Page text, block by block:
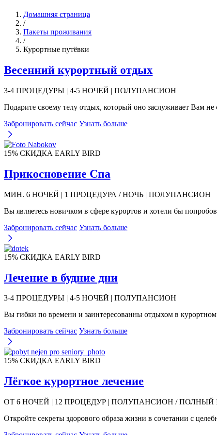
Домашняя страница
/
Пакеты проживания
/
Курортные путёвки
Весенний курортный отдых
3-4 ПРОЦЕДУРЫ | 4-5 НОЧЕЙ | ПОЛУПАНСИОН
Подарите своему телу отдых, который оно заслуживает Вам
Забронировать сейчас Узнать больше
15% СКИДКА EARLY BIRD
Прикосновение Спа
МИН. 6 НОЧЕЙ | 1 ПРОЦЕДУРА / НОЧЬ | ПОЛУПАНСИОН
Вы являетесь новичком в сфере курортов и хотели бы
Забронировать сейчас Узнать больше
15% СКИДКА EARLY BIRD
Лечение в будние дни
3-4 ПРОЦЕДУРЫ | 4-5 НОЧЕЙ | ПОЛУПАНСИОН
Вы гибки по времени и заинтересованны отдыхом в
Забронировать сейчас Узнать больше
15% СКИДКА EARLY BIRD
Лёгкое курортное лечение
ОТ 6 НОЧЕЙ | 12 ПРОЦЕДУР | ПОЛУПАНСИОН /
Откройте секреты здорового образа жизни в сочетании с